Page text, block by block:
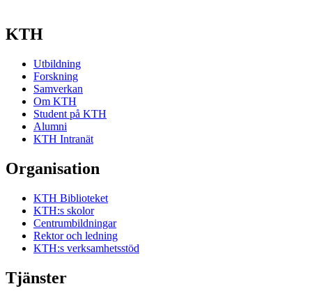
KTH
Utbildning
Forskning
Samverkan
Om KTH
Student på KTH
Alumni
KTH Intranät
Organisation
KTH Biblioteket
KTH:s skolor
Centrumbildningar
Rektor och ledning
KTH:s verksamhetsstöd
Tjänster